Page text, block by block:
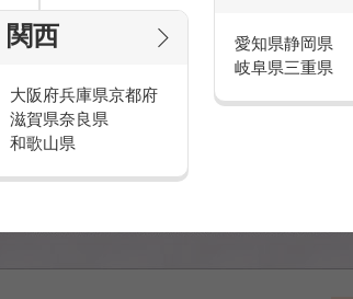
愛知県静岡県
岐阜県三重県
関西
大阪府兵庫県京都府
滋賀県奈良県
和歌山県
量販店で働くメリットをご紹介！